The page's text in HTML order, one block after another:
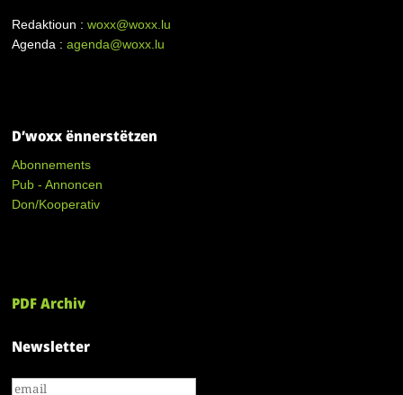
Redaktioun :woxx@woxx.lu
Agenda :agenda@woxx.lu
D’woxx ënnerstëtzen
Abonnements
Pub - Annoncen
Don/Kooperativ
PDF Archiv
Newsletter